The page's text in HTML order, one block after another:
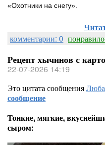
«Охотники на снегу».
комментарии: 0
Рецепт хычинов с
22-07-2026 14:19
Это цитата сообщения
сообщение
Тонкие, мягкие,
сыром: